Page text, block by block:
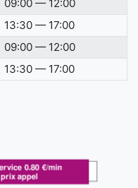
09:00 — 12:00
13:30 — 17:00
09:00 — 12:00
13:30 — 17:00